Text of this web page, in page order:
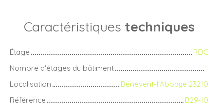
Caractéristiques techniques
Étage
RDC
Nombre d'étages du bâtiment
1
Localisation
Bénévent-l'Abbaye 23210
Référence
B29-10